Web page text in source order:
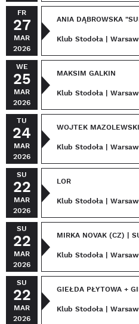
FR
27
MAR
2026
ANIA DĄBROWSKA
Klub Stodoła | Warsaw
WE
25
MAR
2026
MAKSIM GALKIN
Klub Stodoła | Warsaw
TU
24
MAR
2026
WOJTEK
Klub Stodoła | Warsaw
SU
22
MAR
2026
LOR
Klub Stodoła | Warsaw
SU
22
MAR
2026
MIRKA NOVAK (CZ) |
Klub Stodoła | Warsaw
SU
22
MAR
2026
GIEŁDA PŁYTOWA +
Klub Stodoła | Warsaw